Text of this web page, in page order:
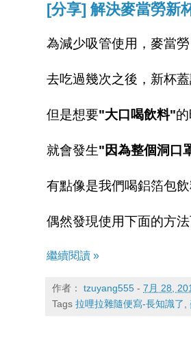
[分享] 解決麥當勞新
為減少吸管使用，麥當
去吃過幾次之後，新杯蓋
但是想要"大口喝飲料"的
就會發生"因為整個洞口
有點像是我們喝鋁箔包
偶然發現使用下面的方
繼續閱讀 »
作者： tzuyang555 - 7月 28,
Tags 拉哩拉雜隨便寫-長知識了